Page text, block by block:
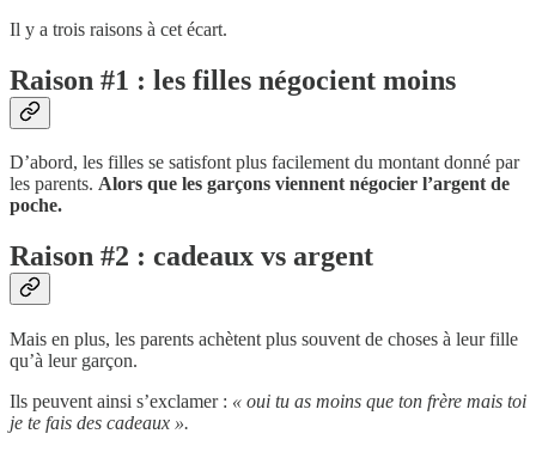
Il y a trois raisons à cet écart.
Raison #1 : les filles négocient moins
D’abord, les filles se satisfont plus facilement du montant donné par
les parents. Alors que les garçons viennent négocier l’argent de
poche.
Raison #2 : cadeaux vs argent
Mais en plus, les parents achètent plus souvent de choses à leur fille
qu’à leur garçon.
Ils peuvent ainsi s’exclamer : « oui tu as moins que ton frère mais toi
je te fais des cadeaux ».